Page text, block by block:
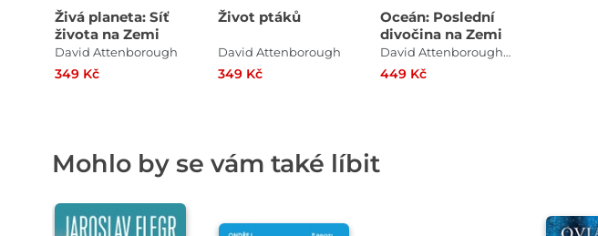
Živá planeta: Síť
života na Zemi
David Attenborough
349 Kč
Život ptáků
David Attenborough
349 Kč
Oceán: Poslední
divočina na Zemi
David Attenborough , Colin Butfield
449 Kč
Mohlo by se vám také líbit